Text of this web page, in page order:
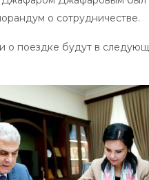
о сотрудничестве.
о поездке будут в